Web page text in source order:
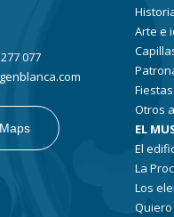
077
Arte e
Otros
EL
El
La
Los